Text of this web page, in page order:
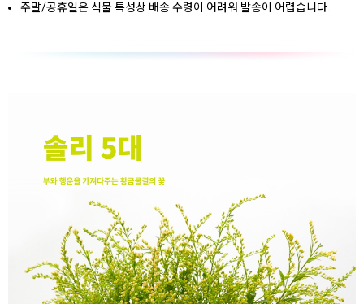
주말/공휴일은 식물 특성상 배송 수령이 어려워 발송이 어렵습니다.